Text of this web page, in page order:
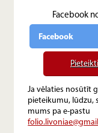
Facebook
Facebook
Ja vēlaties nosūtīt
pieteikumu, lūdzu,
mums pa e-pastu